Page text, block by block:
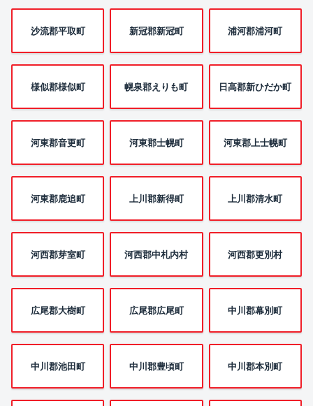
沙流郡平取町 新冠郡新冠町 浦河郡浦河町
様似郡様似町 幌泉郡えりも町 日高郡新ひだか町
河東郡音更町 河東郡士幌町 河東郡上士幌町
河東郡鹿追町 上川郡新得町 上川郡清水町
河西郡芽室町 河西郡中札内村 河西郡更別村
広尾郡大樹町 広尾郡広尾町 中川郡幕別町
中川郡池田町 中川郡豊頃町 中川郡本別町